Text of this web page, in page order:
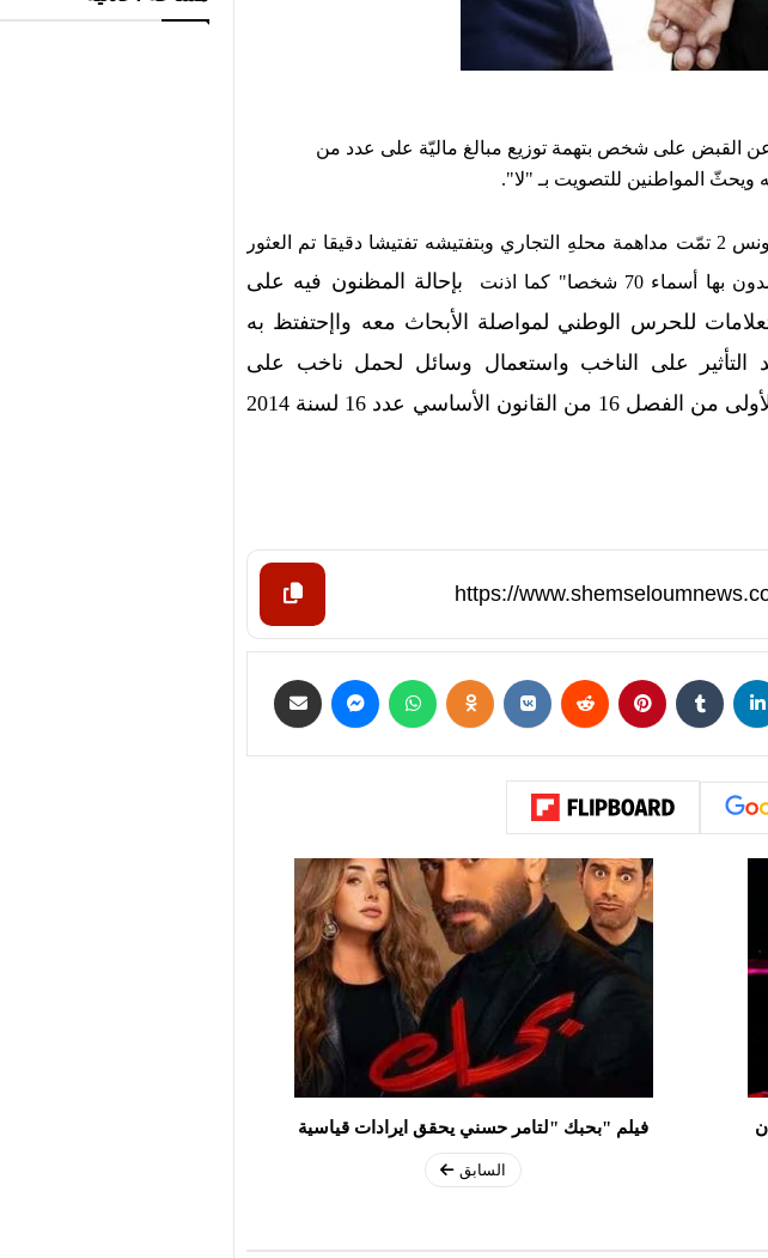
عن القبض على شخص بتهمة توزيع مبالغ ماليّة على عدد من
ويحثّ المواطنين للتصويت بـ "لا".
وبعد مراجعة النيابة العمُومية بالمحكمة الإبتدائيّة تونس 2 تمّت مداهمة محلهِ التجاري وبتفتيشه تفتيشا دقيقا تم العثور
بإحالة المظنون فيه على
للحرس الوطني لمواصلة الأبحاث معه واإحتفتظ به
التأثير على الناخب واستعمال وسائل لحمل ناخب على
الإمساك عن التصويت حسب أحكام الفقرة الأولى من الفصل 16 من القانون الأساسي عدد 16 لسنة 2014
فيلم "بحبك "لتامر حسني يحقق ايرادات قياسية
السابق